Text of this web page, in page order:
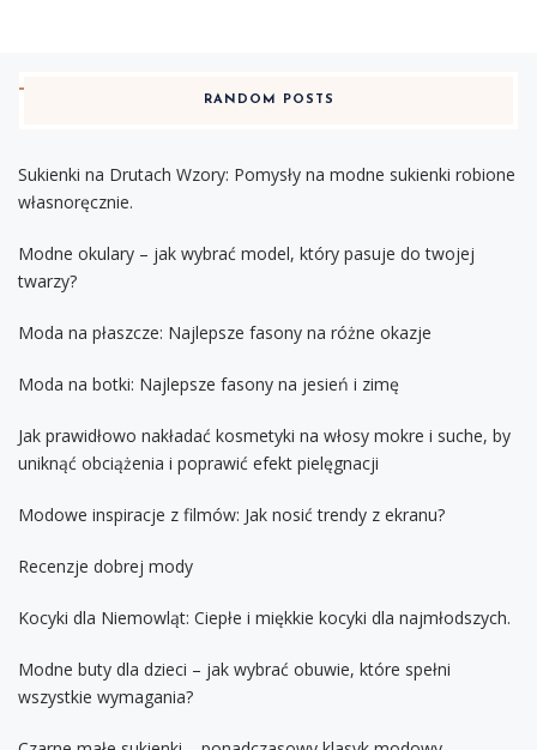
RANDOM POSTS
Sukienki na Drutach Wzory: Pomysły na modne sukienki robione
własnoręcznie.
Modne okulary – jak wybrać model, który pasuje do twojej
twarzy?
Moda na płaszcze: Najlepsze fasony na różne okazje
Moda na botki: Najlepsze fasony na jesień i zimę
Jak prawidłowo nakładać kosmetyki na włosy mokre i suche, by
uniknąć obciążenia i poprawić efekt pielęgnacji
Modowe inspiracje z filmów: Jak nosić trendy z ekranu?
Recenzje dobrej mody
Kocyki dla Niemowląt: Ciepłe i miękkie kocyki dla najmłodszych.
Modne buty dla dzieci – jak wybrać obuwie, które spełni
wszystkie wymagania?